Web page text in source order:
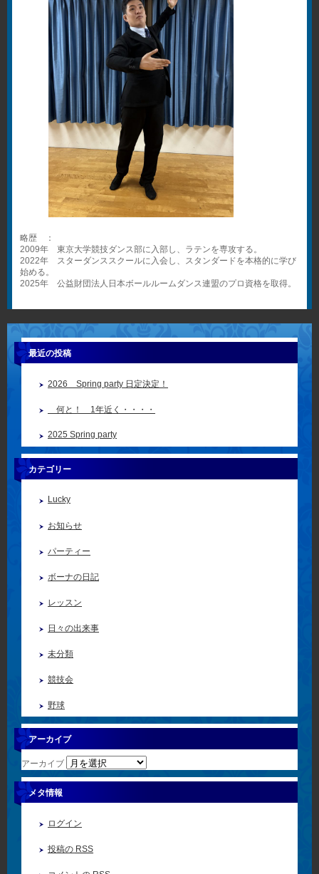
略歴 ：
2009年 東京大学競技ダンス部に入部し、ラテンを専攻する。
2022年 スターダンススクールに入会し、スタンダードを本格的に学び
始める。
2025年 公益財団法人日本ボールルームダンス連盟のプロ資格を取得。
最近の投稿
2026 Spring party 日定決定！
何と！ 1年近く・・・・
2025 Spring party
カテゴリー
Lucky
お知らせ
パーティー
ボーナの日記
レッスン
日々の出来事
未分類
競技会
野球
アーカイブ
アーカイブ
メタ情報
ログイン
投稿の RSS